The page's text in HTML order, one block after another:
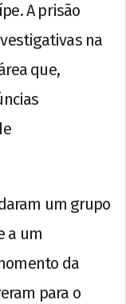
A prisão
na
que,
um grupo
a um
da
para o